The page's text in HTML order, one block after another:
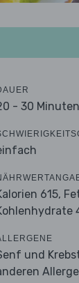
- 30 Minuten
615,
und